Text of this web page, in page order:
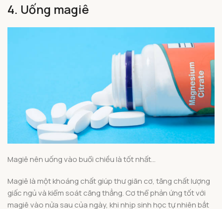
4. Uống magiê
Magiê nên uống vào buổi chiều là tốt nhất…
Magiê là một khoáng chất giúp thư giãn cơ, tăng chất lượng
giấc ngủ và kiểm soát căng thẳng. Cơ thể phản ứng tốt với
magiê vào nửa sau của ngày, khi nhịp sinh học tự nhiên bắt